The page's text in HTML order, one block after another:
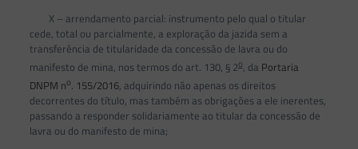
X – arrendamento parcial: instrumento pelo qual o titular
cede, total ou parcialmente, a exploração da jazida sem a
transferência de titularidade da concessão de lavra ou do
manifesto de mina, nos termos do art. 130, § 2o, da Portaria
DNPM no. 155/2016, adquirindo não apenas os direitos
decorrentes do título, mas também as obrigações a ele inerentes,
passando a responder solidariamente ao titular da concessão de
lavra ou do manifesto de mina;